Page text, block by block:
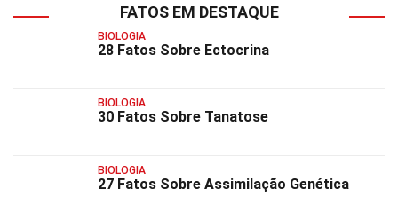
FATOS EM DESTAQUE
BIOLOGIA
28 Fatos Sobre Ectocrina
BIOLOGIA
30 Fatos Sobre Tanatose
BIOLOGIA
27 Fatos Sobre Assimilação Genética